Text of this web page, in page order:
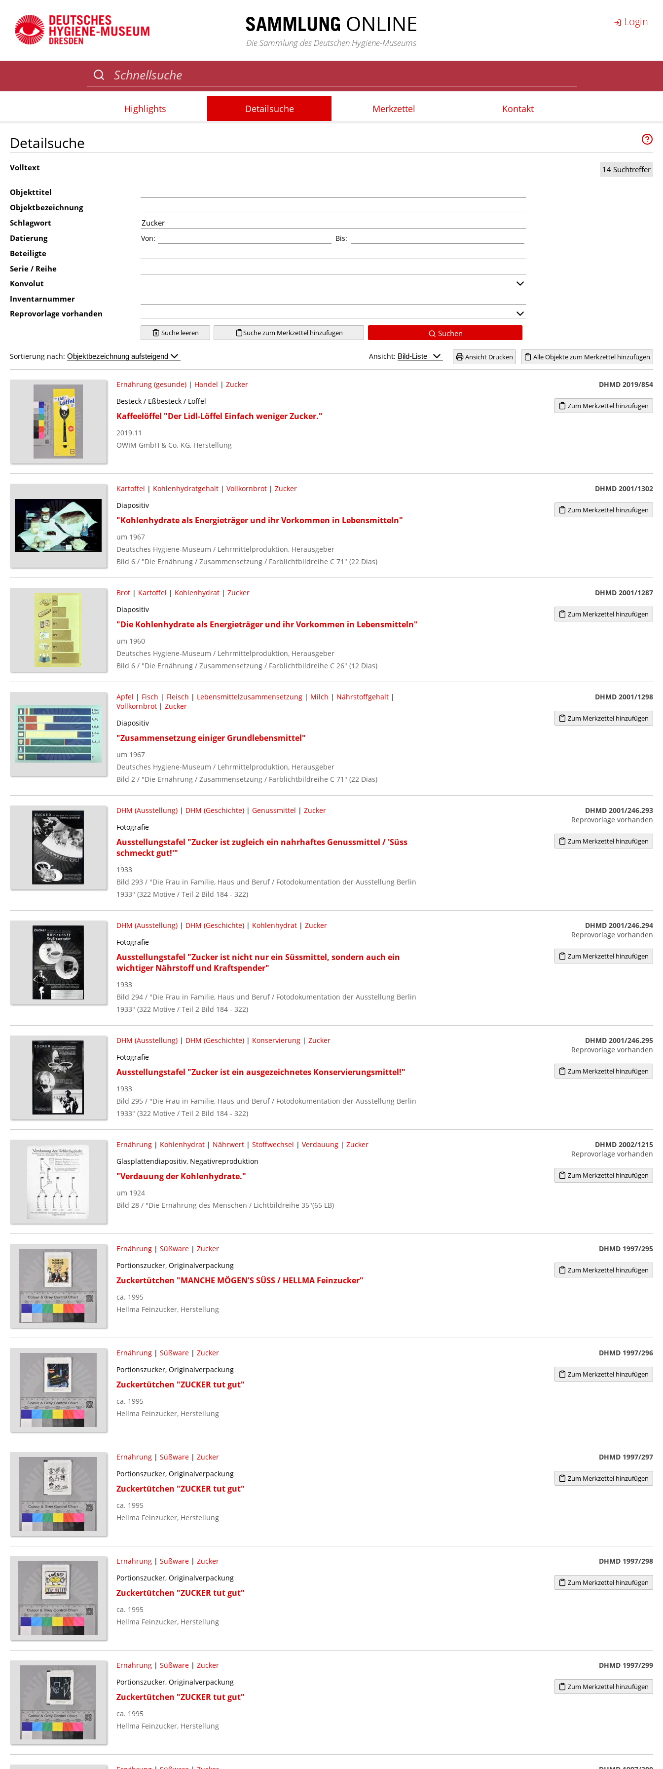
SAMMLUNG ONLINE
Die Sammlung des Deutschen Hygiene-Museums
Login
Highlights Detailsuche Merkzettel Kontakt
Detailsuche
14 Suchtreffer
Volltext
Objekttitel
Objektbezeichnung
Schlagwort
Datierung
Von: Bis:
Beteiligte
Serie / Reihe
Konvolut
Inventarnummer
Reprovorlage vorhanden
Suche leeren Suche zum Merkzettel hinzufügen Suchen
Alle Objekte zum Merkzettel hinzufügen
Ansicht Drucken
Ansicht:
Sortierung nach:
Ernährung (gesunde)| Handel | Zucker
Besteck / Eßbesteck / Löffel
Kaffeelöffel "Der Lidl-Löffel Einfach weniger Zucker."
2019.11
OWIM GmbH & Co. KG, Herstellung
DHMD 2019/854
Zum Merkzettel hinzufügen
Kartoffel | Kohlenhydratgehalt| Vollkornbrot| Zucker
Diapositiv
"Kohlenhydrate als Energieträger und ihr Vorkommen in Lebensmitteln"
um 1967
Deutsches Hygiene-Museum / Lehrmittelproduktion, Herausgeber
Bild 6 / "Die Ernährung / Zusammensetzung / Farblichtbildreihe C 71" (22 Dias)
DHMD 2001/1302
Zum Merkzettel hinzufügen
Brot| Kartoffel | Kohlenhydrat| Zucker
Diapositiv
"Die Kohlenhydrate als Energieträger und ihr Vorkommen in Lebensmitteln"
um 1960
Deutsches Hygiene-Museum / Lehrmittelproduktion, Herausgeber
Bild 6 / "Die Ernährung / Zusammensetzung / Farblichtbildreihe C 26" (12 Dias)
DHMD 2001/1287
Zum Merkzettel hinzufügen
Apfel | Fisch | Fleisch | Lebensmittelzusammensetzung| Milch | Nährstoffgehalt|
Vollkornbrot| Zucker
Diapositiv
"Zusammensetzung einiger Grundlebensmittel"
um 1967
Deutsches Hygiene-Museum / Lehrmittelproduktion, Herausgeber
Bild 2 / "Die Ernährung / Zusammensetzung / Farblichtbildreihe C 71" (22 Dias)
DHMD 2001/1298
Zum Merkzettel hinzufügen
DHM (Ausstellung)| DHM (Geschichte)| Genussmittel | Zucker
Fotografie
Ausstellungstafel "Zucker ist zugleich ein nahrhaftes Genussmittel / 'Süss
schmeckt gut!'"
1933
Bild 293 / "Die Frau in Familie, Haus und Beruf / Fotodokumentation der Ausstellung Berlin
1933" (322 Motive / Teil 2 Bild 184 - 322)
DHMD 2001/246.293
Reprovorlage vorhanden
Zum Merkzettel hinzufügen
DHM (Ausstellung)| DHM (Geschichte)| Kohlenhydrat| Zucker
Fotografie
Ausstellungstafel "Zucker ist nicht nur ein Süssmittel, sondern auch ein
wichtiger Nährstoff und Kraftspender"
1933
Bild 294 / "Die Frau in Familie, Haus und Beruf / Fotodokumentation der Ausstellung Berlin
1933" (322 Motive / Teil 2 Bild 184 - 322)
DHMD 2001/246.294
Reprovorlage vorhanden
Zum Merkzettel hinzufügen
DHM (Ausstellung)| DHM (Geschichte)| Konservierung| Zucker
Fotografie
Ausstellungstafel "Zucker ist ein ausgezeichnetes Konservierungsmittel!"
1933
Bild 295 / "Die Frau in Familie, Haus und Beruf / Fotodokumentation der Ausstellung Berlin
1933" (322 Motive / Teil 2 Bild 184 - 322)
DHMD 2001/246.295
Reprovorlage vorhanden
Zum Merkzettel hinzufügen
Ernährung| Kohlenhydrat| Nährwert| Stoffwechsel | Verdauung| Zucker
Glasplattendiapositiv, Negativreproduktion
"Verdauung der Kohlenhydrate."
um 1924
Bild 28 / "Die Ernährung des Menschen / Lichtbildreihe 35"(65 LB)
DHMD 2002/1215
Reprovorlage vorhanden
Zum Merkzettel hinzufügen
Ernährung| Süßware| Zucker
Portionszucker, Originalverpackung
Zuckertütchen "MANCHE MÖGEN'S SÜSS / HELLMA Feinzucker"
ca. 1995
Hellma Feinzucker, Herstellung
DHMD 1997/295
Zum Merkzettel hinzufügen
Ernährung| Süßware| Zucker
Portionszucker, Originalverpackung
Zuckertütchen "ZUCKER tut gut"
ca. 1995
Hellma Feinzucker, Herstellung
DHMD 1997/296
Zum Merkzettel hinzufügen
Ernährung| Süßware| Zucker
Portionszucker, Originalverpackung
Zuckertütchen "ZUCKER tut gut"
ca. 1995
Hellma Feinzucker, Herstellung
DHMD 1997/297
Zum Merkzettel hinzufügen
Ernährung| Süßware| Zucker
Portionszucker, Originalverpackung
Zuckertütchen "ZUCKER tut gut"
ca. 1995
Hellma Feinzucker, Herstellung
DHMD 1997/298
Zum Merkzettel hinzufügen
Ernährung| Süßware| Zucker
Portionszucker, Originalverpackung
Zuckertütchen "ZUCKER tut gut"
ca. 1995
Hellma Feinzucker, Herstellung
DHMD 1997/299
Zum Merkzettel hinzufügen